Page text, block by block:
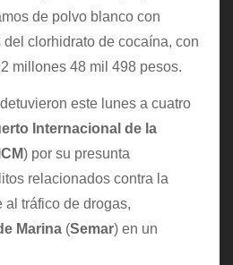
de polvo blanco con
clorhidrato de cocaína, con
millones 48 mil 498 pesos.
este lunes a cuatro
Internacional de la
) por su presunta
relacionados contra la
tráfico de drogas,
Marina(Semar) en un